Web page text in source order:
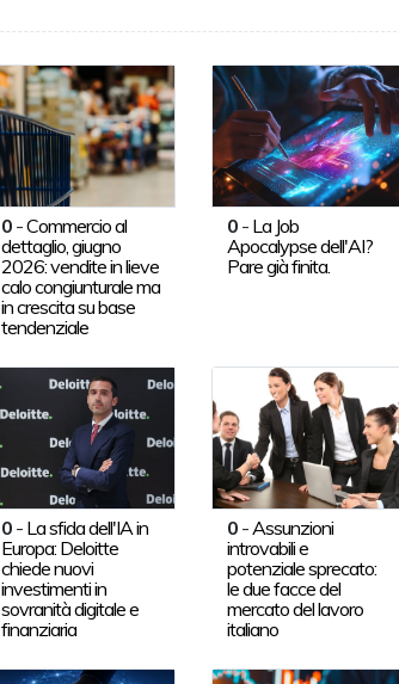
0-Commercio al
dettaglio, giugno
2026: vendite in lieve
calo congiunturale ma
in crescita su base
tendenziale
0 - La Job
Apocalypse dell'AI?
Pare già finita.
0- La sfida dell'IA in
Europa: Deloitte
chiede nuovi
investimenti in
sovranità digitale e
finanziaria
0 - Assunzioni
introvabili e
potenziale sprecato:
le due facce del
mercato del lavoro
italiano